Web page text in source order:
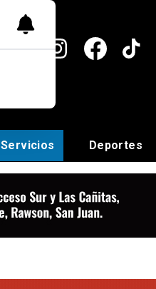
Servicios Deportes